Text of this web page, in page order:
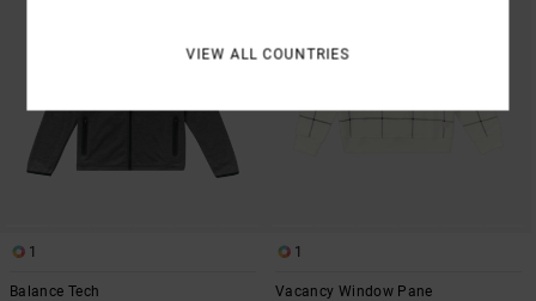
1
Balance Tech
1
Vacancy Window Pane
VIEW ALL COUNTRIES